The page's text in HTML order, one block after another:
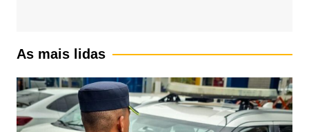
As mais lidas